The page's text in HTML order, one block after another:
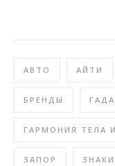
АВТО АЙТИ
БРЕНДЫ
ГАРМОНИЯ ТЕЛА
ЗАПОР